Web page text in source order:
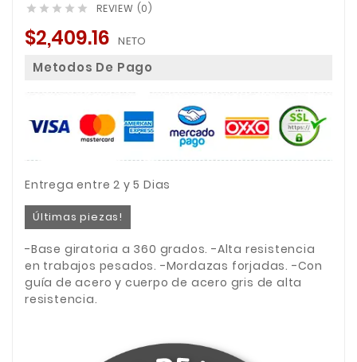
     REVIEW (0)
$2,409.16 NETO
Metodos De Pago
Entrega entre 2 y 5 Dias
Últimas piezas!
-Base giratoria a 360 grados. -Alta resistencia
en trabajos pesados. -Mordazas forjadas. -Con
guía de acero y cuerpo de acero gris de alta
resistencia.